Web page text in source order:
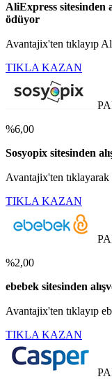
AliExpress sitesinden
ödüyor
Avantajix'ten tıklayıp
TIKLA KAZAN
%6,00
Sosyopix sitesinden
Avantajix'ten
TIKLA KAZAN
%2,00
ebebek sitesinden
Avantajix'ten tıklayıp
TIKLA KAZAN